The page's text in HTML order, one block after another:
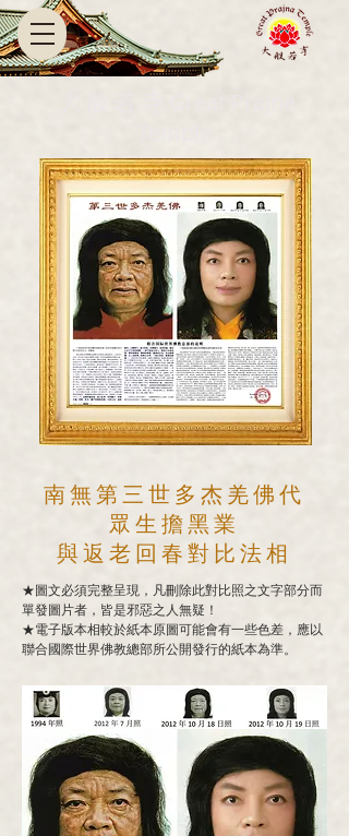
南無第三世多杰羌佛代
眾生擔黑業
與返老回春對比法相
★圖文必須完整呈現，凡刪除此對比照之文字部分而
單發圖片者，皆是邪惡之人無疑！
★電子版本相較於紙本原圖可能會有一些色差，應以
聯合國際世界佛教總部所公開發行的紙本為準。